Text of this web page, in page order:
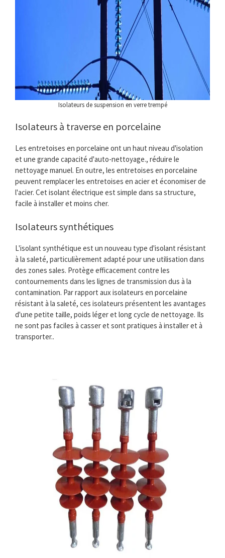
Isolateurs de suspension en verre trempé
Isolateurs à traverse en porcelaine
Les entretoises en porcelaine ont un haut niveau d'isolation
et une grande capacité d'auto-nettoyage., réduire le
nettoyage manuel. En outre, les entretoises en porcelaine
peuvent remplacer les entretoises en acier et économiser de
l'acier. Cet isolant électrique est simple dans sa structure,
facile à installer et moins cher.
Isolateurs synthétiques
L'isolant synthétique est un nouveau type d'isolant résistant
à la saleté, particulièrement adapté pour une utilisation dans
des zones sales. Protège efficacement contre les
contournements dans les lignes de transmission dus à la
contamination. Par rapport aux isolateurs en porcelaine
résistant à la saleté, ces isolateurs présentent les avantages
d'une petite taille, poids léger et long cycle de nettoyage. Ils
ne sont pas faciles à casser et sont pratiques à installer et à
transporter..